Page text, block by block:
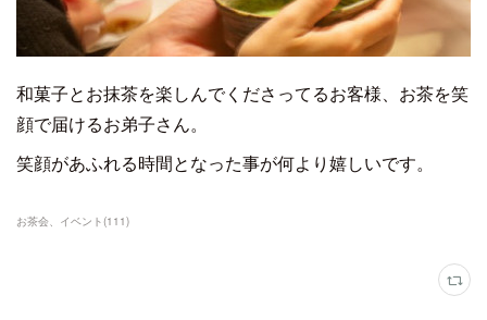
和菓子とお抹茶を楽しんでくださってるお客様、お茶を笑
顔で届けるお弟子さん。
笑顔があふれる時間となった事が何より嬉しいです。
お茶会、イベント(111)